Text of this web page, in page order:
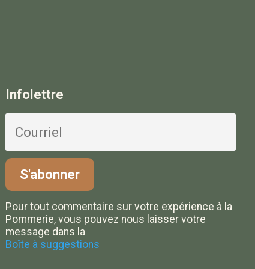
Infolettre
Pour tout commentaire sur votre expérience à la
Pommerie, vous pouvez nous laisser votre
message dans la
Boîte à suggestions